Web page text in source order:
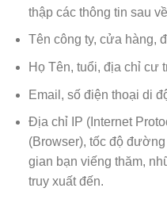
thập các thông tin sau
Tên công ty, cửa hàng,
Họ Tên, tuổi, địa chỉ cư
Email, số điện thoại di
Địa chỉ IP (Internet
(Browser), tốc độ
gian bạn viếng thăm,
truy xuất đến.